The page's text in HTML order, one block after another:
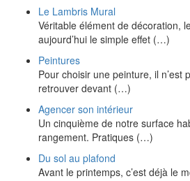
Le Lambris Mural
Véritable élément de décoration,
aujourd’hui le simple effet (…)
Peintures
Pour choisir une peinture, il n’est
retrouver devant (…)
Agencer son intérieur
Un cinquième de notre surface
rangement. Pratiques (…)
Du sol au plafond
Avant le printemps, c’est déjà le